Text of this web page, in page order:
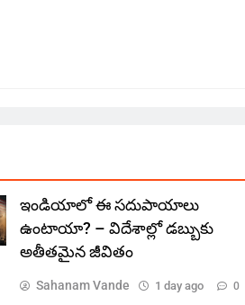
ఇండియాలో‌ ఈ సదుపాయాలు
ఉంటాయా? – విదేశాల్లో డబ్బుకు
అతీతమైన జీవితం
Sahanam Vande 1 day ago 0